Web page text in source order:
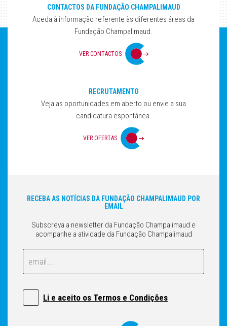
CONTACTOS DA FUNDAÇÃO CHAMPALIMAUD
Aceda à informação referente às diferentes áreas da
Fundação Champalimaud.
VER CONTACTOS
RECRUTAMENTO
Veja as oportunidades em aberto ou envie a sua
candidatura espontânea.
VER OFERTAS
RECEBA AS NOTÍCIAS DA FUNDAÇÃO CHAMPALIMAUD POR
EMAIL
Subscreva a newsletter da Fundação Champalimaud e
acompanhe a atividade da Fundação Champalimaud
Email
Li e aceito os Termos e Condições